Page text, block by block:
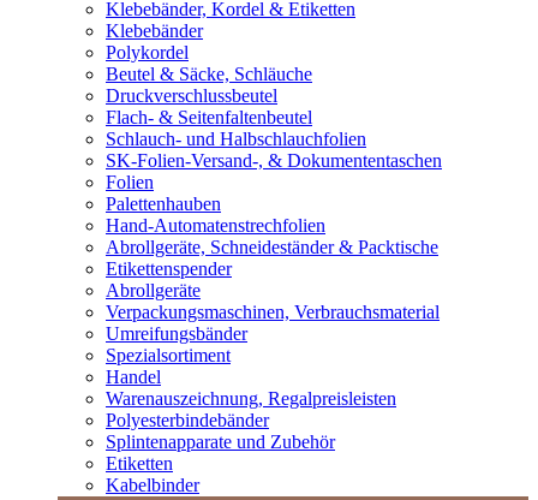
Klebebänder, Kordel & Etiketten
Klebebänder
Polykordel
Beutel & Säcke, Schläuche
Druckverschlussbeutel
Flach- & Seitenfaltenbeutel
Schlauch- und Halbschlauchfolien
SK-Folien-Versand-, & Dokumententaschen
Folien
Palettenhauben
Hand-Automatenstrechfolien
Abrollgeräte, Schneideständer & Packtische
Etikettenspender
Abrollgeräte
Verpackungsmaschinen, Verbrauchsmaterial
Umreifungsbänder
Spezialsortiment
Handel
Warenauszeichnung, Regalpreisleisten
Polyesterbindebänder
Splintenapparate und Zubehör
Etiketten
Kabelbinder